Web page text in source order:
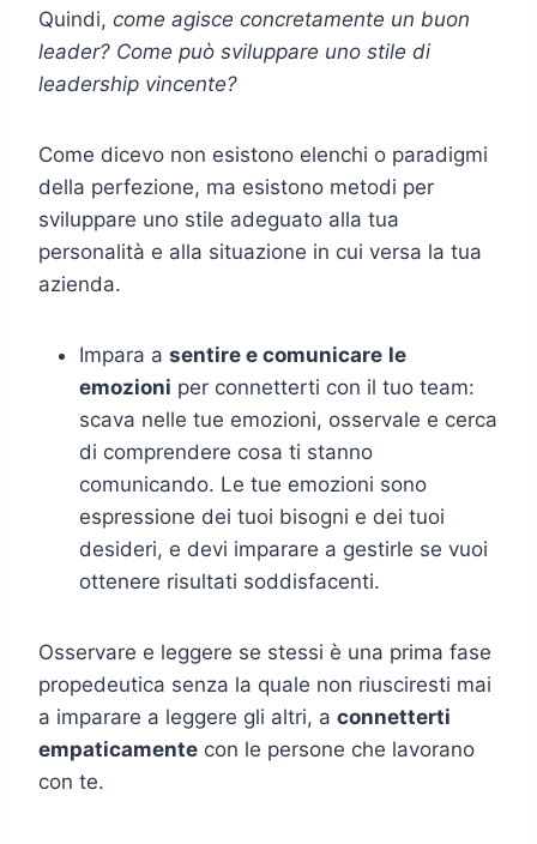
Quindi, come agisce concretamente un buon
leader? Come può sviluppare uno stile di
leadership vincente?
Come dicevo non esistono elenchi o paradigmi
della perfezione, ma esistono metodi per
sviluppare uno stile adeguato alla tua
personalità e alla situazione in cui versa la tua
azienda.
Impara a sentire e comunicare le
emozioni per connetterti con il tuo team:
scava nelle tue emozioni, osservale e cerca
di comprendere cosa ti stanno
comunicando. Le tue emozioni sono
espressione dei tuoi bisogni e dei tuoi
desideri, e devi imparare a gestirle se vuoi
ottenere risultati soddisfacenti.
Osservare e leggere se stessi è una prima fase
propedeutica senza la quale non riusciresti mai
a imparare a leggere gli altri, a connetterti
empaticamente con le persone che lavorano
con te.